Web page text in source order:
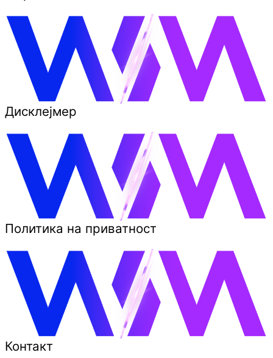
Дисклејмер
Политика на приватност
Контакт